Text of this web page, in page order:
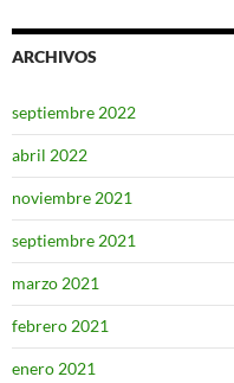
ARCHIVOS
septiembre 2022
abril 2022
noviembre 2021
septiembre 2021
marzo 2021
febrero 2021
enero 2021